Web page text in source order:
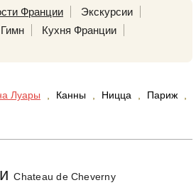
Франции
Экскурсии
Гимн
Кухня Франции
Луары Канны Ницца Париж
Chateau de Cheverny